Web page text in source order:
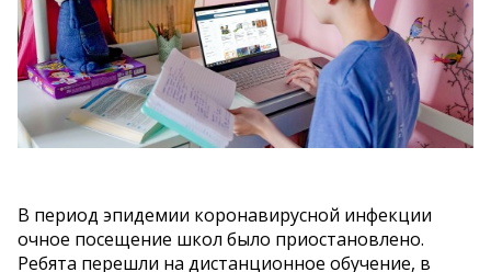
В период эпидемии коронавирусной инфекции
очное посещение школ было приостановлено.
Ребята перешли на дистанционное обучение, в